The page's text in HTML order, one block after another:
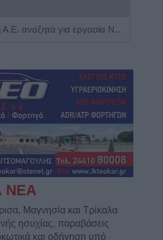
Η Αποκατάσταση Α.Ε. αναζητά για εργασία Νοσηλευτές και Βοηθούς Νοσηλευτές
ΝΕΑ
Μαγνησία και Τρίκαλα
ησυχίας, παραβάσεις
και οδήγηση υπό